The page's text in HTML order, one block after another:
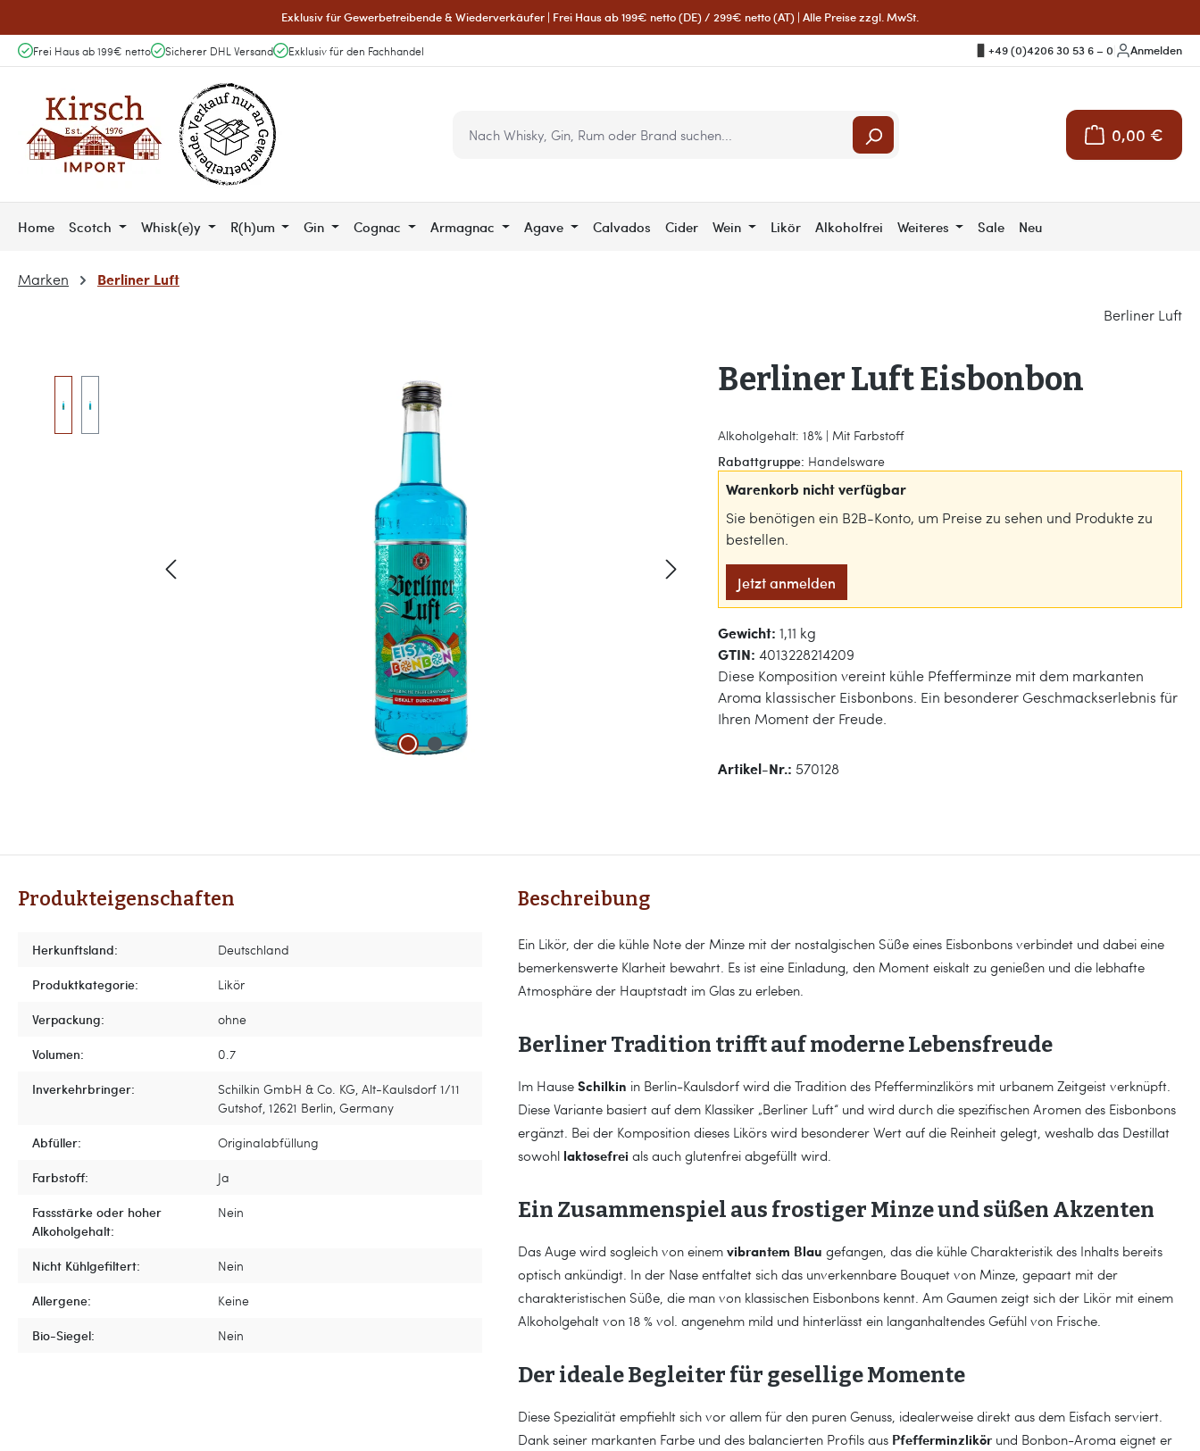
Exklusiv für Gewerbetreibende & Wiederverkäufer | Frei Haus ab 199€ netto (DE) / 299€ netto (AT) | Alle Preise zzgl. MwSt.
Frei Haus ab 199€ netto Sicherer DHL Versand Exklusiv für den Fachhandel +49 (0)4206 30 53 6 – 0 Anmelden
0,00 €
Warenkorb
Home Scotch Whisk(e)y R(h)um Gin Cognac Armagnac Agave Calvados Cider Wein Likör Alkoholfrei Weiteres Sale Neu
Marken Berliner Luft
Berliner Luft
Berliner Luft Eisbonbon
Alkoholgehalt: 18% | Mit Farbstoff
Rabattgruppe: Handelsware
Warenkorb nicht verfügbar
Sie benötigen ein B2B-Konto, um Preise zu sehen und Produkte zu
bestellen.
Jetzt anmelden
Gewicht: 1,11 kg
GTIN: 4013228214209
Diese Komposition vereint kühle Pfefferminze mit dem markanten
Aroma klassischer Eisbonbons. Ein besonderer Geschmackserlebnis für
Ihren Moment der Freude.
Artikel-Nr.: 570128
Produkteigenschaften
Herkunftsland:
Deutschland
Produktkategorie:
Likör
Verpackung:
ohne
Volumen:
0.7
Inverkehrbringer:
Schilkin GmbH & Co. KG, Alt-Kaulsdorf 1/11
Gutshof, 12621 Berlin, Germany
Abfüller:
Originalabfüllung
Farbstoff:
Ja
Fassstärke oder hoher
Alkoholgehalt:
Nein
Nicht Kühlgefiltert:
Nein
Allergene:
Keine
Bio-Siegel:
Nein
Beschreibung
Ein Likör, der die kühle Note der Minze mit der nostalgischen Süße eines Eisbonbons verbindet und dabei eine
bemerkenswerte Klarheit bewahrt. Es ist eine Einladung, den Moment eiskalt zu genießen und die lebhafte
Atmosphäre der Hauptstadt im Glas zu erleben.
Berliner Tradition trifft auf moderne Lebensfreude
Im Hause Schilkin in Berlin-Kaulsdorf wird die Tradition des Pfefferminzlikörs mit urbanem Zeitgeist verknüpft.
Diese Variante basiert auf dem Klassiker „Berliner Luft“ und wird durch die spezifischen Aromen des Eisbonbons
ergänzt. Bei der Komposition dieses Likörs wird besonderer Wert auf die Reinheit gelegt, weshalb das Destillat
sowohl laktosefrei als auch glutenfrei abgefüllt wird.
Ein Zusammenspiel aus frostiger Minze und süßen Akzenten
Das Auge wird sogleich von einem vibrantem Blau gefangen, das die kühle Charakteristik des Inhalts bereits
optisch ankündigt. In der Nase entfaltet sich das unverkennbare Bouquet von Minze, gepaart mit der
charakteristischen Süße, die man von klassischen Eisbonbons kennt. Am Gaumen zeigt sich der Likör mit einem
Alkoholgehalt von 18 % vol. angenehm mild und hinterlässt ein langanhaltendes Gefühl von Frische.
Der ideale Begleiter für gesellige Momente
Diese Spezialität empfiehlt sich vor allem für den puren Genuss, idealerweise direkt aus dem Eisfach serviert.
Dank seiner markanten Farbe und des balancierten Profils aus Pfefferminzlikör und Bonbon-Aroma eignet er